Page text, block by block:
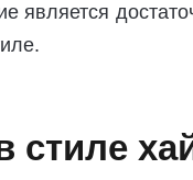
является